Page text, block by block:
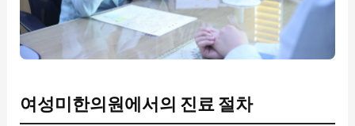
여성미한의원에서의 진료 절차